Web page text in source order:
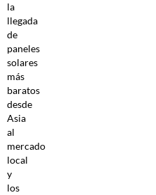
la
llegada
de
paneles
solares
más
baratos
desde
Asia
al
mercado
local
y
los